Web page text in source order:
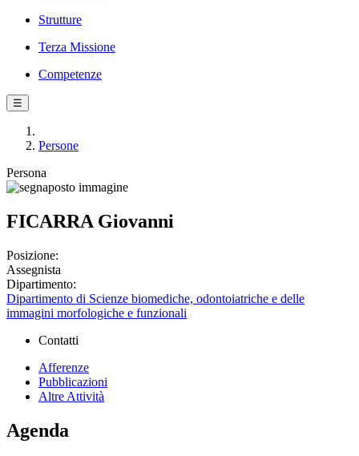
Strutture
Terza Missione
Competenze
☰
Persone
Persona
FICARRA Giovanni
Posizione:
Assegnista
Dipartimento:
Dipartimento di Scienze biomediche, odontoiatriche e delle
immagini morfologiche e funzionali
Contatti
Afferenze
Pubblicazioni
Altre Attività
Agenda